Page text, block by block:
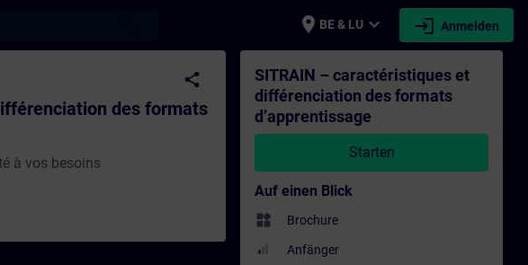
place BE & LU expand_more login Anmelden
des formats d’apprentissage - Training - Schulung -
share
des formats
à vos besoins
SITRAIN – caractéristiques et
différenciation des formats
d’apprentissage
Starten
Auf einen Blick
widgets Brochure
Anfänger